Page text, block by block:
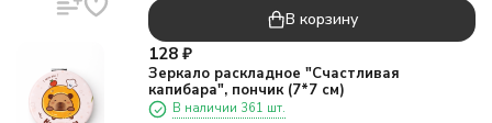
В корзину
128 ₽
Зеркало раскладное "Счастливая
капибара", пончик (7*7 см)
В наличии 361 шт.